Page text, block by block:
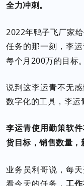
全力冲刺。
2022年鸭子飞厂家
任务的那一刻，李
每个月200万的目标。
说到这李运青不无
数字化的工具，李运
李运青使用勤策软
货目标，销售数量，
业务员利哥说，每
看今天的任务， 工